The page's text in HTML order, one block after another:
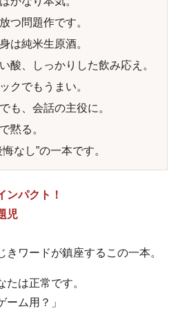
つ問題作です。
は純米生原酒。
酸、しっかりした飲み応え。
クでもうまい。
も、会話の主役に。
黙る。
なし”の一本です。
ンパクト！
児
きワードが鎮座するこの一本。
は正常です。
ーム用？」